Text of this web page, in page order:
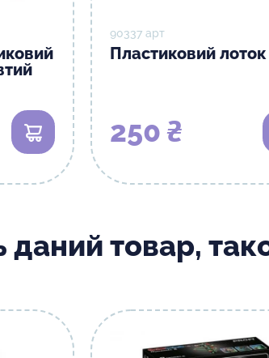
В кошик
90337 арт
Пластиковий лоток
250 ₴
даний товар,